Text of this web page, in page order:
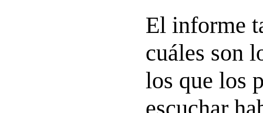
El informe
cuáles son
los que los